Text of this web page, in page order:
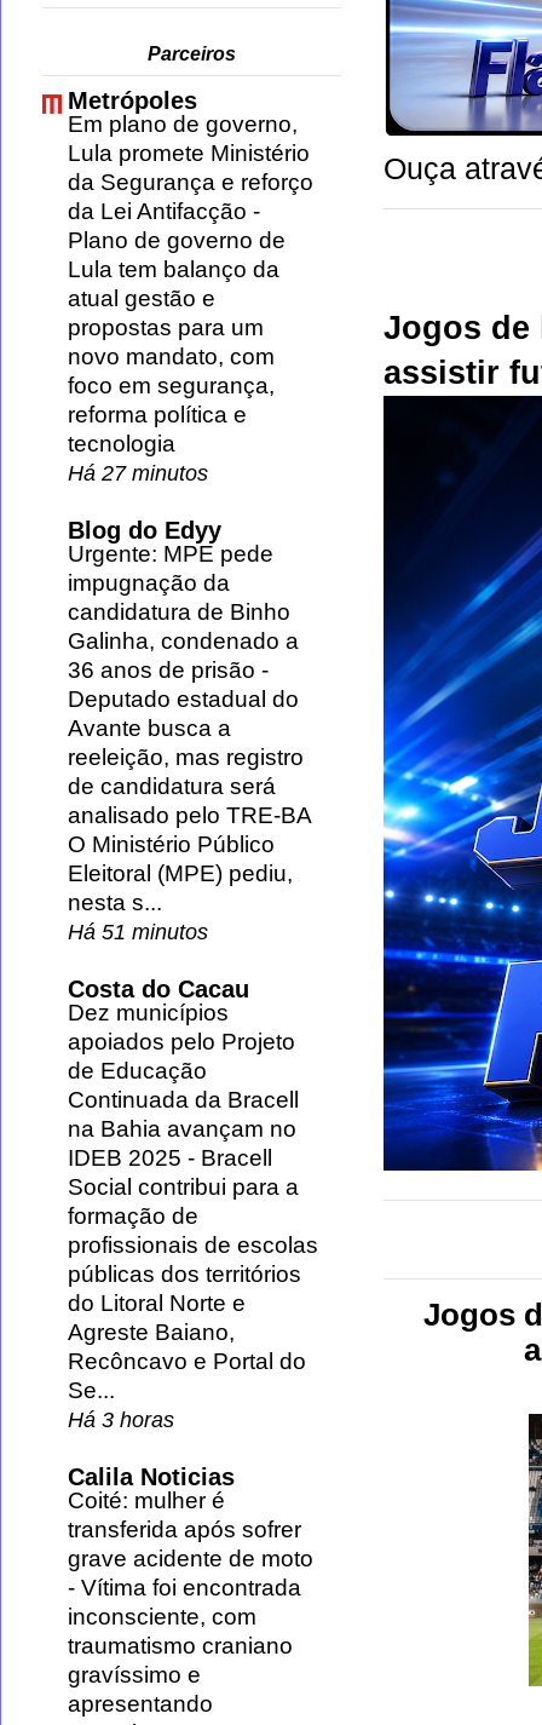
Ouça
Jogos de
assistir
Jogos
Parceiros
Metrópoles
Em plano de governo,
Lula promete Ministério
da Segurança e reforço
da Lei Antifacção -
Plano de governo de
Lula tem balanço da
atual gestão e
propostas para um
novo mandato, com
foco em segurança,
reforma política e
tecnologia
Há 27 minutos
Blog do Edyy
Urgente: MPE pede
impugnação da
candidatura de Binho
Galinha, condenado a
36 anos de prisão -
Deputado estadual do
Avante busca a
reeleição, mas registro
de candidatura será
analisado pelo TRE-BA
O Ministério Público
Eleitoral (MPE) pediu,
nesta s...
Há 51 minutos
Costa do Cacau
Dez municípios
apoiados pelo Projeto
de Educação
Continuada da Bracell
na Bahia avançam no
IDEB 2025 - Bracell
Social contribui para a
formação de
profissionais de escolas
públicas dos territórios
do Litoral Norte e
Agreste Baiano,
Recôncavo e Portal do
Se...
Há 3 horas
Calila Noticias
Coité: mulher é
transferida após sofrer
grave acidente de moto
- Vítima foi encontrada
inconsciente, com
traumatismo craniano
gravíssimo e
apresentando